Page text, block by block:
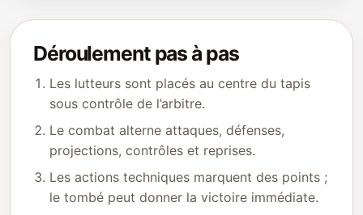
Déroulement pas à pas
Les lutteurs sont placés au centre du tapis
sous contrôle de l’arbitre.
Le combat alterne attaques, défenses,
projections, contrôles et reprises.
Les actions techniques marquent des points ;
le tombé peut donner la victoire immédiate.